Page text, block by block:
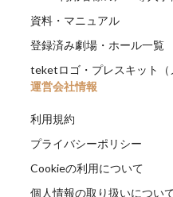
資料・マニュアル
登録済み劇場・ホール一覧
teketロゴ・プレスキット（
運営会社情報
利用規約
プライバシーポリシー
Cookieの利用について
個人情報の取り扱いについ